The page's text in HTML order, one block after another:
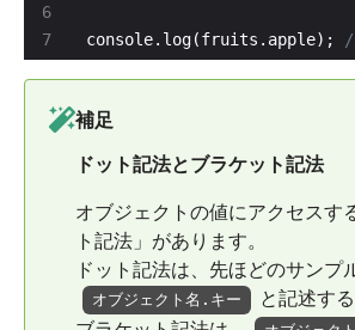
6
7
console.log(fruits.apple);
補足
ドット記法とブラケット記法
オブジェクトの値にアクセスす
ト記法」があります。
ドット記法は、先ほどのサンプ
オブジェクト名.キー
と記述す